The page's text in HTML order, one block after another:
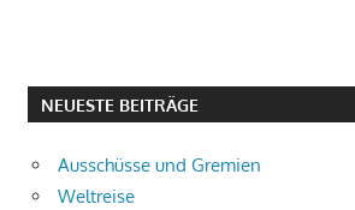
NEUESTE BEITRÄGE
Ausschüsse und Gremien
Weltreise